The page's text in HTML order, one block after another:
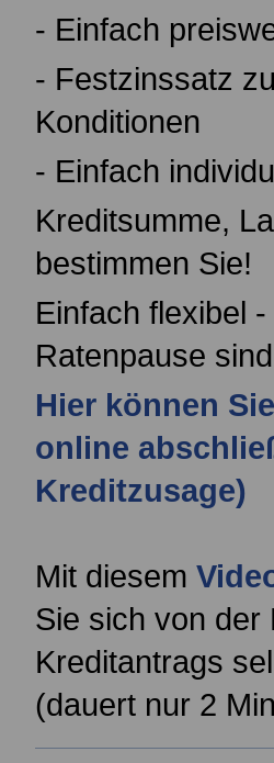
- Einfach
- Festzinssatz
Konditionen
- Einfach
Kreditsumme,
bestimmen Sie!
Einfach flexibel
Ratenpause
Hier können
online
Kreditzusage)
Mit diesem
Sie sich von der
Kreditantrags
(dauert nur 2